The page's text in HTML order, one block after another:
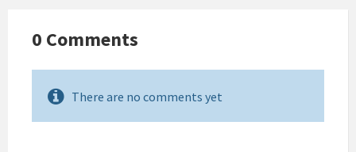
0 Comments
There are no comments yet